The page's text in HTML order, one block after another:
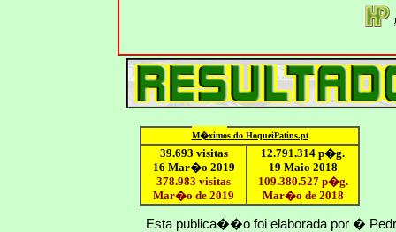
M�ximos do HoqueiPatins.pt
39.693 visitas
16 Mar�o 2019
378.983 visitas
Mar�o de 2019
12.791.314 p�g.
19 Maio 2018
109.380.527p�g.
Mar�o de 2018
Esta publica��o foi elaborada por �